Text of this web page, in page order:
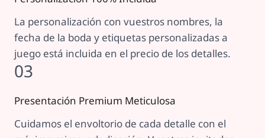
La personalización con vuestros nombres, la
fecha de la boda y etiquetas personalizadas a
juego está incluida en el precio de los detalles.
03
Presentación Premium Meticulosa
Cuidamos el envoltorio de cada detalle con el